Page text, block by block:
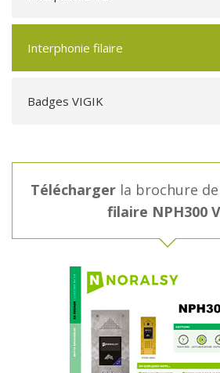
Interphonie filaire
Badges VIGIK
Téléchargerla brochure
filaire NPH300